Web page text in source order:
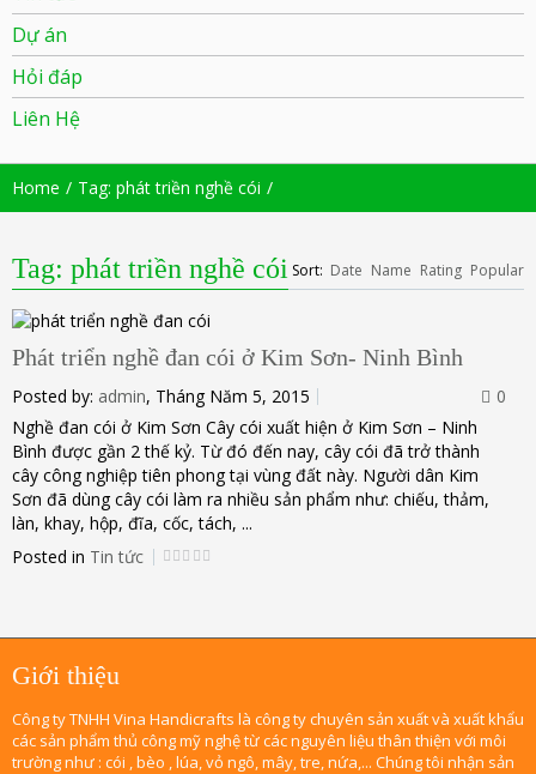
Dự án
Hỏi đáp
Liên Hệ
Home Tag: phát triền nghề cói
Tag: phát triền nghề cói Sort: Date Name Rating Popular
Phát triển nghề đan cói ở Kim Sơn- Ninh Bình
Posted by: admin, Tháng Năm 5, 2015
0
Nghề đan cói ở Kim Sơn Cây cói xuất hiện ở Kim Sơn – Ninh
Bình được gần 2 thế kỷ. Từ đó đến nay, cây cói đã trở thành
cây công nghiệp tiên phong tại vùng đất này. Người dân Kim
Sơn đã dùng cây cói làm ra nhiều sản phẩm như: chiếu, thảm,
làn, khay, hộp, đĩa, cốc, tách, ...
Posted in Tin tức
Giới thiệu
Công ty TNHH Vina Handicrafts là công ty chuyên sản xuất và xuất khẩu
các sản phẩm thủ công mỹ nghệ từ các nguyên liệu thân thiện với môi
trường như : cói , bèo , lúa, vỏ ngô, mây, tre, nứa,... Chúng tôi nhận sản